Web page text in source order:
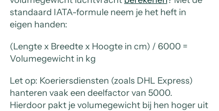
standaard IATA-formule neem je het heft in
eigen handen:
(Lengte x Breedte x Hoogte in cm) / 6000 =
Volumegewicht in kg
Let op: Koeriersdiensten (zoals DHL Express)
hanteren vaak een deelfactor van 5000.
Hierdoor pakt je volumegewicht bij hen hoger uit